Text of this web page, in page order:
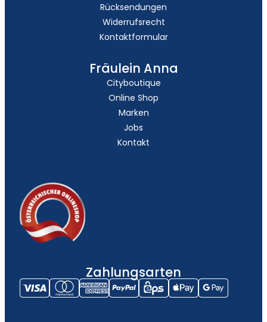
Rücksendungen
Widerrufsrecht
Kontaktformular
Fräulein Anna
Cityboutique
Online Shop
Marken
Jobs
Kontakt
Zahlungsarten